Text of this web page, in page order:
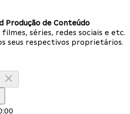
Produção de Conteúdo
filmes, séries, redes sociais e etc.
seus respectivos proprietários.